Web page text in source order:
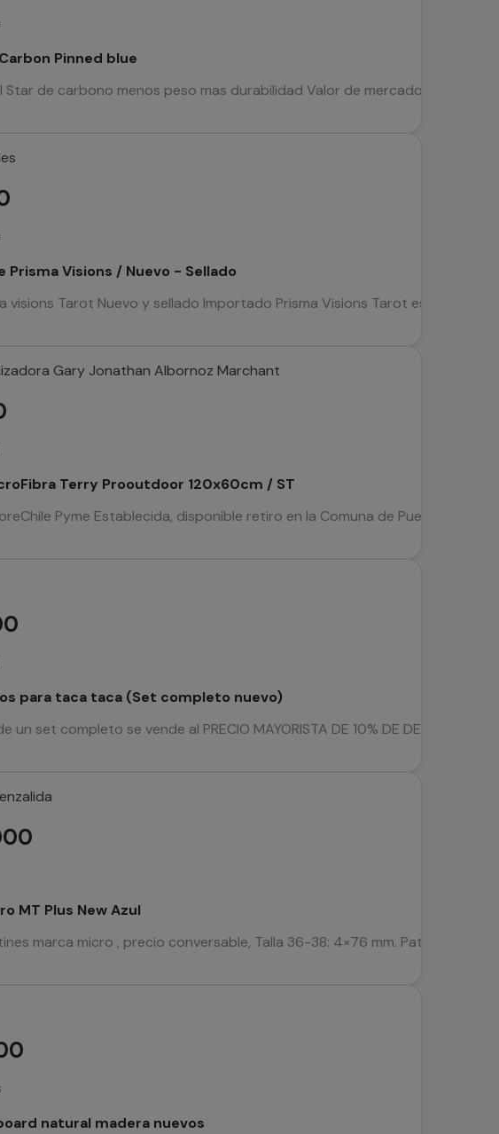
Pinned blue
Star de carbono menos peso mas durabilidad Valor de mercado 499.000
Prisma Visions / Nuevo - Sellado
visions Tarot Nuevo y sellado Importado Prisma Visions Tarot es una
Gary Jonathan Albornoz Marchant
Terry Prooutdoor 120x60cm / ST
Pyme Establecida, disponible retiro en la Comuna de Puente Alto,
para taca taca (Set completo nuevo)
un set completo se vende al PRECIO MAYORISTA DE 10% DE
MT Plus New Azul
marca micro , precio conversable, Talla 36-38: 4×76 mm. Patines de
natural madera nuevos